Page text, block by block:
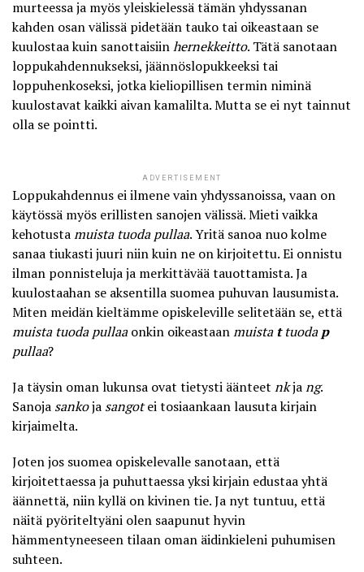
murteessa ja myös yleiskielessä tämän yhdyssanan
kahden osan välissä pidetään tauko tai oikeastaan se
kuulostaa kuin sanottaisiinhernekkeitto. Tätä sanotaan
loppukahdennukseksi, jäännöslopukkeeksi tai
loppuhenkoseksi, jotka kieliopillisen termin niminä
kuulostavat kaikki aivan kamalilta. Mutta se ei nyt tainnut
olla se pointti.
ADVERTISEMENT
Loppukahdennus ei ilmene vain yhdyssanoissa, vaan on
käytössä myös erillisten sanojen välissä. Mieti vaikka
kehotustamuista tuoda pullaa. Yritä sanoa nuo kolme
sanaa tiukasti juuri niin kuin ne on kirjoitettu. Ei onnistu
ilman ponnisteluja ja merkittävää tauottamista. Ja
kuulostaahan se aksentilla suomea puhuvan lausumista.
Miten meidän kieltämme opiskeleville selitetään se, että
muista tuoda pullaaonkin oikeastaanmuistattuodap
pullaa?
Ja täysin oman lukunsa ovat tietysti äänteet nkjang.
Sanoja sankoja sangotei tosiaankaan lausuta kirjain
kirjaimelta.
Joten jos suomea opiskelevalle sanotaan, että
kirjoitettaessa ja puhuttaessa yksi kirjain edustaa yhtä
äännettä, niin kyllä on kivinen tie. Ja nyt tuntuu, että
näitä pyöriteltyäni olen saapunut hyvin
hämmentyneeseen tilaan oman äidinkieleni puhumisen
suhteen.